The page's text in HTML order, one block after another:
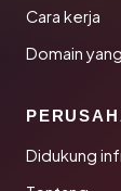
Cara kerja
Domain
Didukung